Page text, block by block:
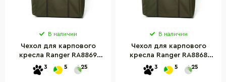
В наличии
Чехол для карпового
кресла Ranger RA8869
размер L
3 5 25
В наличии
Чехол для карпового
кресла Ranger RA8868
размер M
3 5 25